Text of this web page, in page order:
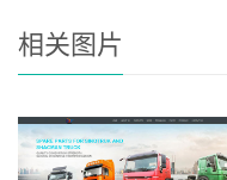
相关图片